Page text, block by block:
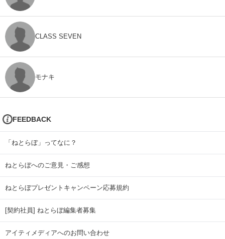
CLASS SEVEN
モナキ
FEEDBACK
「ねとらぼ」ってなに？
ねとらぼへのご意見・ご感想
ねとらぼプレゼントキャンペーン応募規約
[契約社員] ねとらぼ編集者募集
アイティメディアへのお問い合わせ